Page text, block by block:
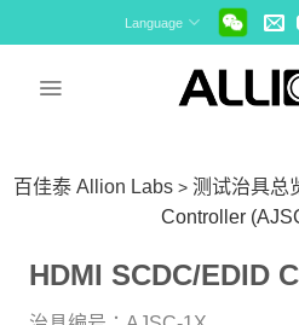
to
Language
百佳泰 Allion Labs> 测试治具总
Controller
HDMI SCDC/EDID